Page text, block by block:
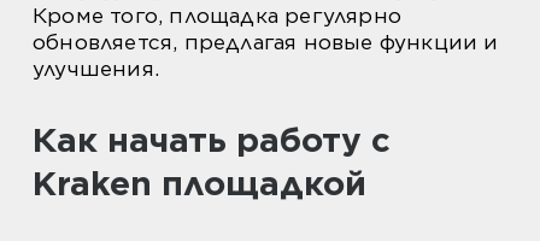
Кроме того, площадка регулярно
обновляется, предлагая новые функции и
улучшения.
Как начать работу с
Kraken площадкой